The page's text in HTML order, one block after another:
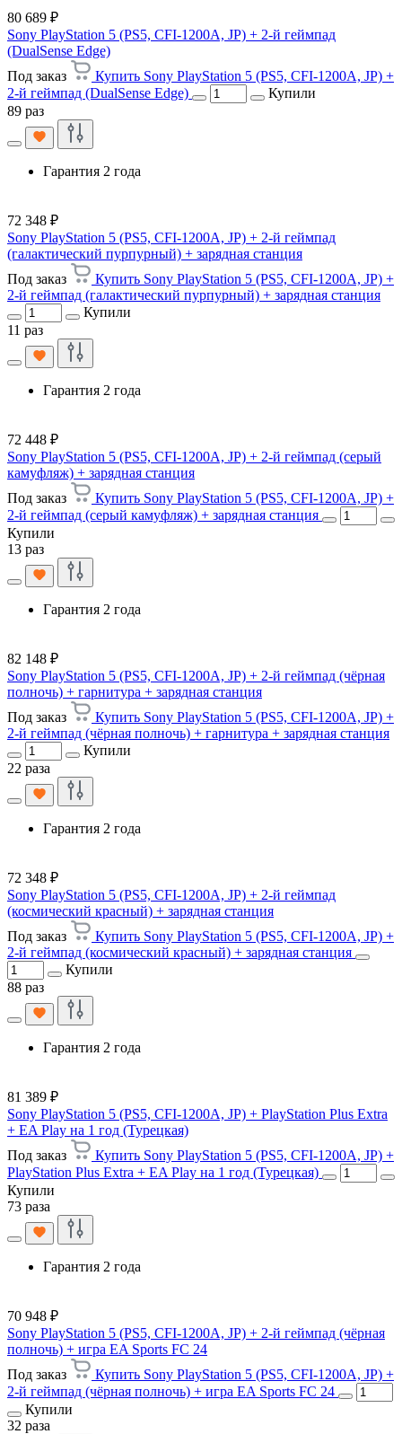
80 689 ₽
Sony PlayStation 5 (PS5, CFI-1200A, JP) + 2-й геймпад
(DualSense Edge)
Под заказ
Купить Sony PlayStation 5 (PS5, CFI-1200A, JP) +
2-й геймпад (DualSense Edge)
Купили
89 раз
Гарантия 2 года
72 348 ₽
Sony PlayStation 5 (PS5, CFI-1200A, JP) + 2-й геймпад
(галактический пурпурный) + зарядная станция
Под заказ
Купить Sony PlayStation 5 (PS5, CFI-1200A, JP) +
2-й геймпад (галактический пурпурный) + зарядная станция
Купили
11 раз
Гарантия 2 года
72 448 ₽
Sony PlayStation 5 (PS5, CFI-1200A, JP) + 2-й геймпад (серый
камуфляж) + зарядная станция
Под заказ
Купить Sony PlayStation 5 (PS5, CFI-1200A, JP) +
2-й геймпад (серый камуфляж) + зарядная станция
Купили
13 раз
Гарантия 2 года
82 148 ₽
Sony PlayStation 5 (PS5, CFI-1200A, JP) + 2-й геймпад (чёрная
полночь) + гарнитура + зарядная станция
Под заказ
Купить Sony PlayStation 5 (PS5, CFI-1200A, JP) +
2-й геймпад (чёрная полночь) + гарнитура + зарядная станция
Купили
22 раза
Гарантия 2 года
72 348 ₽
Sony PlayStation 5 (PS5, CFI-1200A, JP) + 2-й геймпад
(космический красный) + зарядная станция
Под заказ
Купить Sony PlayStation 5 (PS5, CFI-1200A, JP) +
2-й геймпад (космический красный) + зарядная станция
Купили
88 раз
Гарантия 2 года
81 389 ₽
Sony PlayStation 5 (PS5, CFI-1200A, JP) + PlayStation Plus Extra
+ EA Play на 1 год (Турецкая)
Под заказ
Купить Sony PlayStation 5 (PS5, CFI-1200A, JP) +
PlayStation Plus Extra + EA Play на 1 год (Турецкая)
Купили
73 раза
Гарантия 2 года
70 948 ₽
Sony PlayStation 5 (PS5, CFI-1200A, JP) + 2-й геймпад (чёрная
полночь) + игра EA Sports FC 24
Под заказ
Купить Sony PlayStation 5 (PS5, CFI-1200A, JP) +
2-й геймпад (чёрная полночь) + игра EA Sports FC 24
Купили
32 раза